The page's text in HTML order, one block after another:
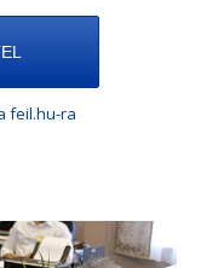
feil.hu-ra